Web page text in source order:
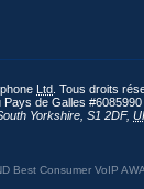
Ltd . Tous droits
Pays de Galles #6085990
Yorkshire S1 2DF,
Best Consumer VoIP